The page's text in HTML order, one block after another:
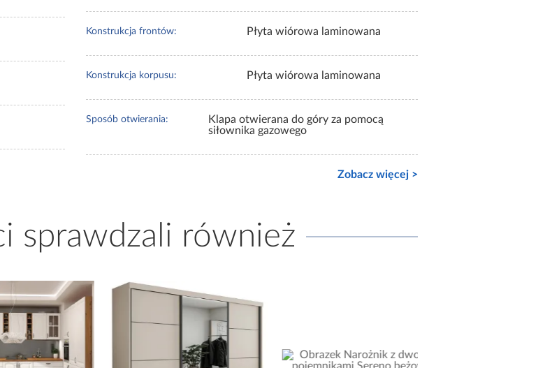
Konstrukcja frontów: Płyta wiórowa laminowana
Konstrukcja korpusu: Płyta wiórowa laminowana
Sposób otwierania:
Klapa otwierana do góry za pomocą
siłownika gazowego
Zobacz więcej >
sprawdzali również